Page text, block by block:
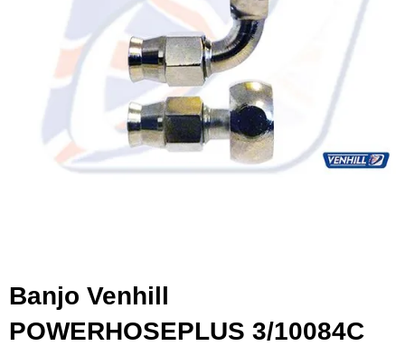
Banjo Venhill
POWERHOSEPLUS 3/10084C